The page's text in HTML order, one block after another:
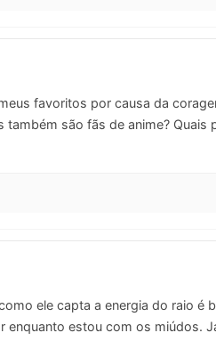
favoritos por causa da
são fãs de anime?
ele capta a energia do raio é
enquanto estou com os miúdos.